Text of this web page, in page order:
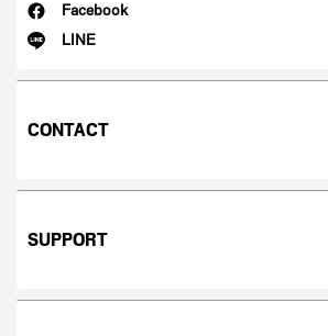
Facebook
LINE
CONTACT
SUPPORT